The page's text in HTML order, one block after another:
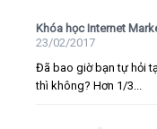
Khóa học Internet
23/02/2017
Đã bao giờ bạn tự hỏi
thì không? Hơn 1/3...